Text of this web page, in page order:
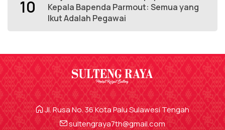
10
Kepala Bapenda Parmout: Semua yang
Ikut Adalah Pegawai
Jl. Rusa No. 36 Kota Palu Sulawesi Tengah
sultengraya7th@gmail.com